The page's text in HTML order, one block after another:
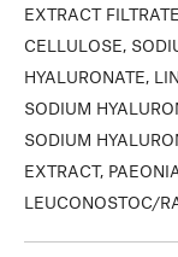
EXTRACT
CELLULOSE,
HYALURONATE,
SODIUM
SODIUM
EXTRACT,
LEUCONOSTOC/